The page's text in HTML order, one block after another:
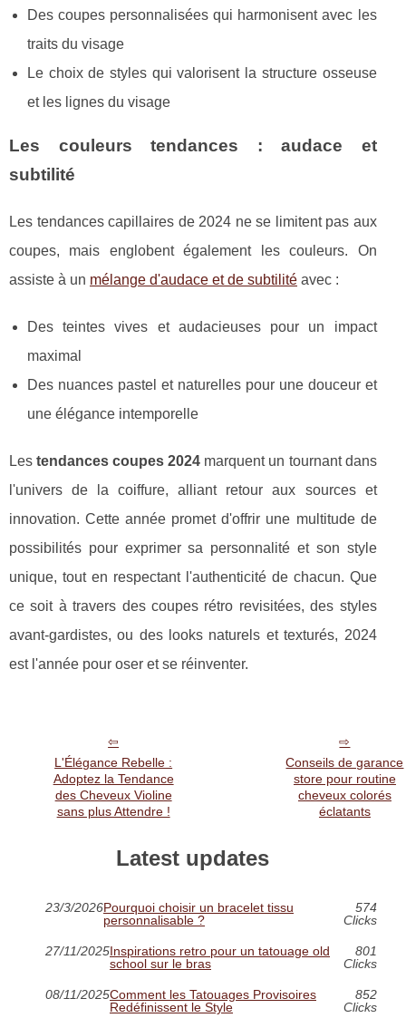
Des coupes personnalisées qui harmonisent avec les
traits du visage
Le choix de styles qui valorisent la structure osseuse
et les lignes du visage
Les couleurs tendances : audace et
subtilité
Les tendances capillaires de 2024 ne se limitent pas aux
coupes, mais englobent également les couleurs. On
assiste à un mélange d'audace et de subtilité avec :
Des teintes vives et audacieuses pour un impact
maximal
Des nuances pastel et naturelles pour une douceur et
une élégance intemporelle
Lestendances coupes 2024 marquent un tournant dans
l'univers de la coiffure, alliant retour aux sources et
innovation. Cette année promet d'offrir une multitude de
possibilités pour exprimer sa personnalité et son style
unique, tout en respectant l'authenticité de chacun. Que
ce soit à travers des coupes rétro revisitées, des styles
avant-gardistes, ou des looks naturels et texturés, 2024
est l'année pour oser et se réinventer.
L'Élégance Rebelle :
Adoptez la Tendance
des Cheveux Violine
sans plus Attendre !
Conseils de garance
store pour routine
cheveux colorés
éclatants
Latest updates
23/3/2026Pourquoi choisir un bracelet tissu
personnalisable ?
574
Clicks
27/11/2025Inspirations retro pour un tatouage old
school sur le bras
801
Clicks
08/11/2025Comment les Tatouages Provisoires
Redéfinissent le Style
852
Clicks